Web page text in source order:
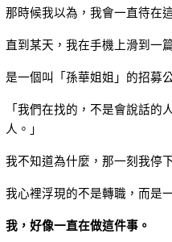
那時候我以為，我會一直待
直到某天，我在手機上滑到一
是一個叫「孫華姐姐」的招募
「我們在找的，不是會說話的
人。」
我不知道為什麼，那一刻我停
我心裡浮現的不是轉職，而
我，好像一直在做這件事。